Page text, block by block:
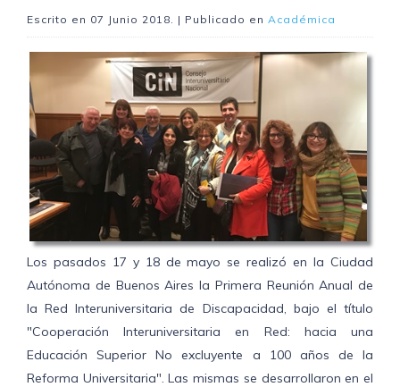
Escrito en 07 Junio 2018. | Publicado en Académica
Los pasados 17 y 18 de mayo se realizó en la Ciudad
Autónoma de Buenos Aires la Primera Reunión Anual de
la Red Interuniversitaria de Discapacidad, bajo el título
"Cooperación Interuniversitaria en Red: hacia una
Educación Superior No excluyente a 100 años de la
Reforma Universitaria". Las mismas se desarrollaron en el